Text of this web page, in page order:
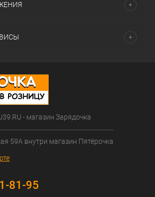
- магазин Зарядочка
59А внутри магазин Пятёрочка
81-95